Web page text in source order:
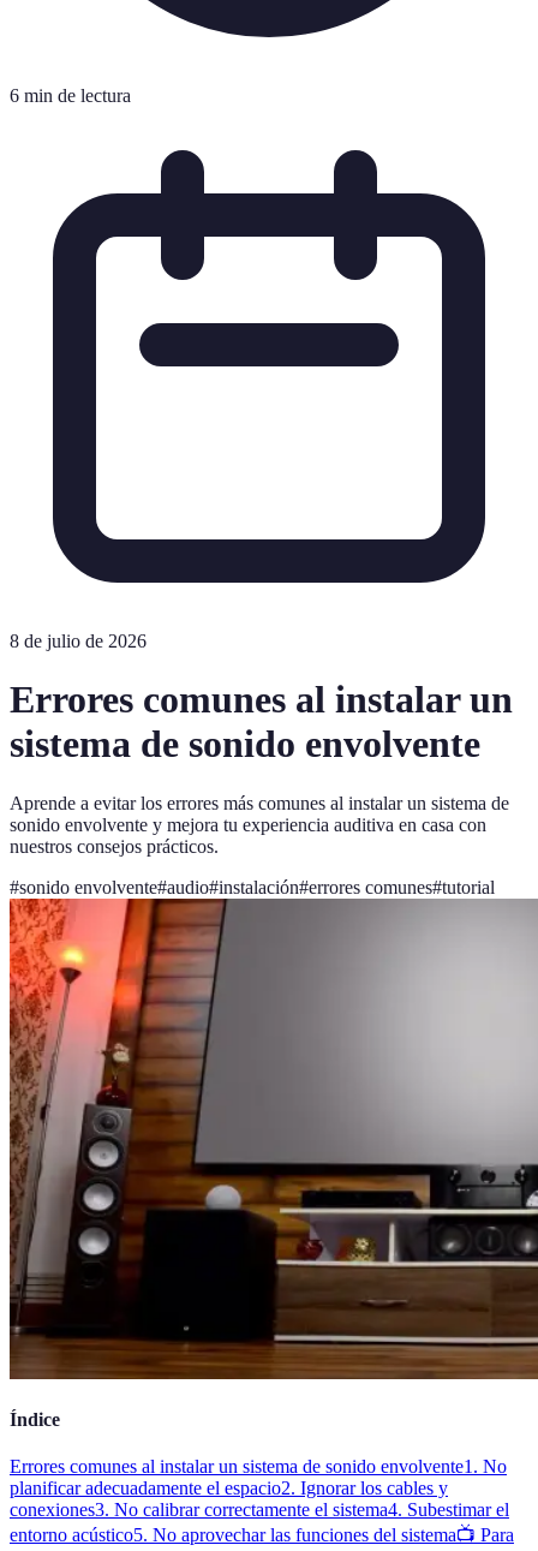
6 min de lectura
8 de julio de 2026
Errores comunes al instalar un
sistema de sonido envolvente
Aprende a evitar los errores más comunes al instalar un sistema de
sonido envolvente y mejora tu experiencia auditiva en casa con
nuestros consejos prácticos.
#sonido envolvente#audio#instalación#errores comunes#tutorial
Índice
Errores comunes al instalar un sistema de sonido envolvente1. No
planificar adecuadamente el espacio2. Ignorar los cables y
conexiones3. No calibrar correctamente el sistema4. Subestimar el
entorno acústico5. No aprovechar las funciones del sistema📺 Para